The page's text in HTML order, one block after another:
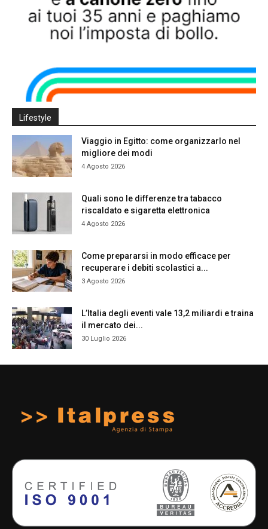
Lifestyle
Viaggio in Egitto: come organizzarlo nel
migliore dei modi
4 Agosto 2026
Quali sono le differenze tra tabacco
riscaldato e sigaretta elettronica
4 Agosto 2026
Come prepararsi in modo efficace per
recuperare i debiti scolastici a...
3 Agosto 2026
L’Italia degli eventi vale 13,2 miliardi e traina
il mercato dei...
30 Luglio 2026